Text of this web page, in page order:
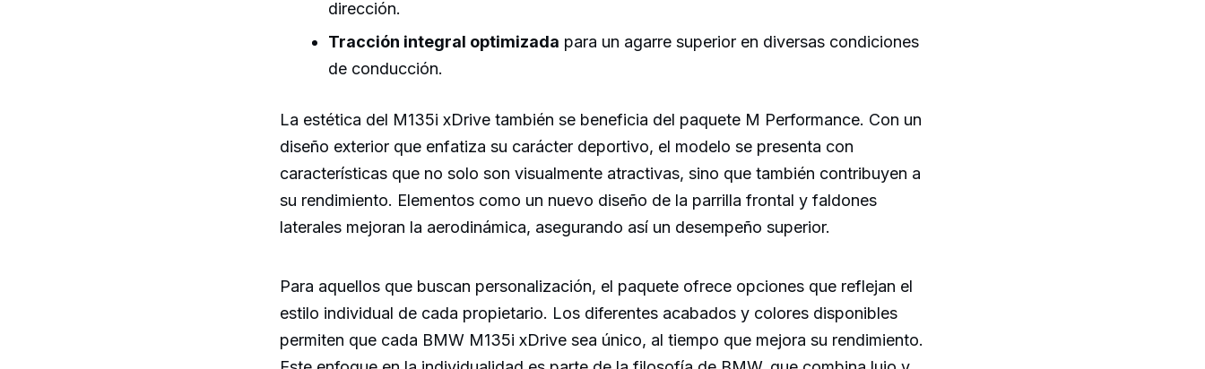
dirección.
Tracción integral optimizada para un agarre superior en diversas condiciones
de conducción.
La estética del M135i xDrive también se beneficia del paquete M Performance. Con un
diseño exterior que enfatiza su carácter deportivo, el modelo se presenta con
características que no solo son visualmente atractivas, sino que también contribuyen a
su rendimiento. Elementos como un nuevo diseño de la parrilla frontal y faldones
laterales mejoran la aerodinámica, asegurando así un desempeño superior.
Para aquellos que buscan personalización, el paquete ofrece opciones que reflejan el
estilo individual de cada propietario. Los diferentes acabados y colores disponibles
permiten que cada BMW M135i xDrive sea único, al tiempo que mejora su rendimiento.